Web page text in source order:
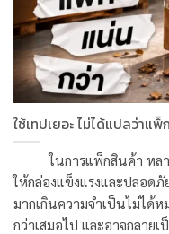
ใช้เทปเยอะ ไม่ได้แปลว่าแพ็
ในการแพ็กสินค้า หลายค
ให้กล่องแข็งแรงและปลอด
มากเกินความจำเป็นไม่ได้
กว่าเสมอไป และอาจกลาย